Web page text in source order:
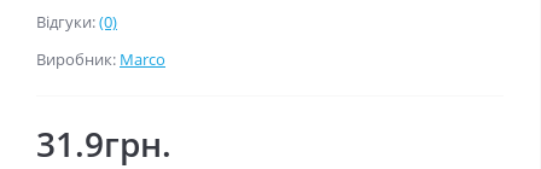
Відгуки:(0)
Виробник: Marco
31.9грн.